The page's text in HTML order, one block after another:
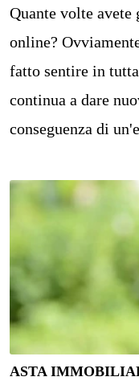
Quante volte avete
online?
fatto sentire in
continua a dare
conseguenza di
ASTA